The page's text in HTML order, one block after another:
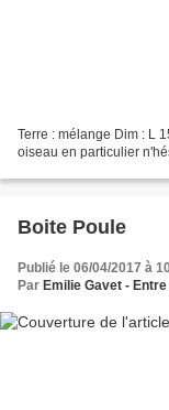
Terre : mélange Dim : L
oiseau en particulier
Boite Poule
Publié le 06/04/2017 à
Par Emilie Gavet -